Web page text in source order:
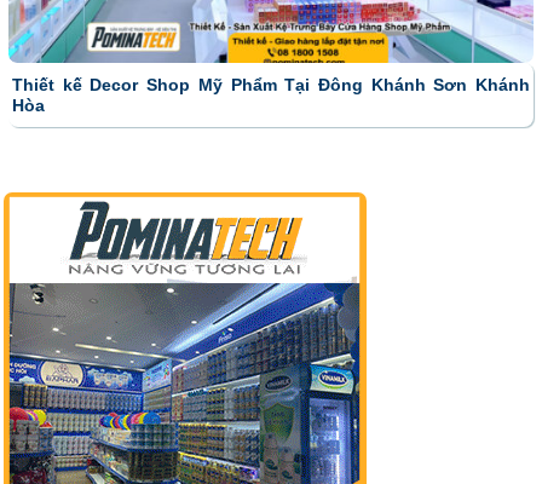
Thiết kế Decor Shop Mỹ Phẩm Tại Đông Khánh Sơn Khánh
Hòa